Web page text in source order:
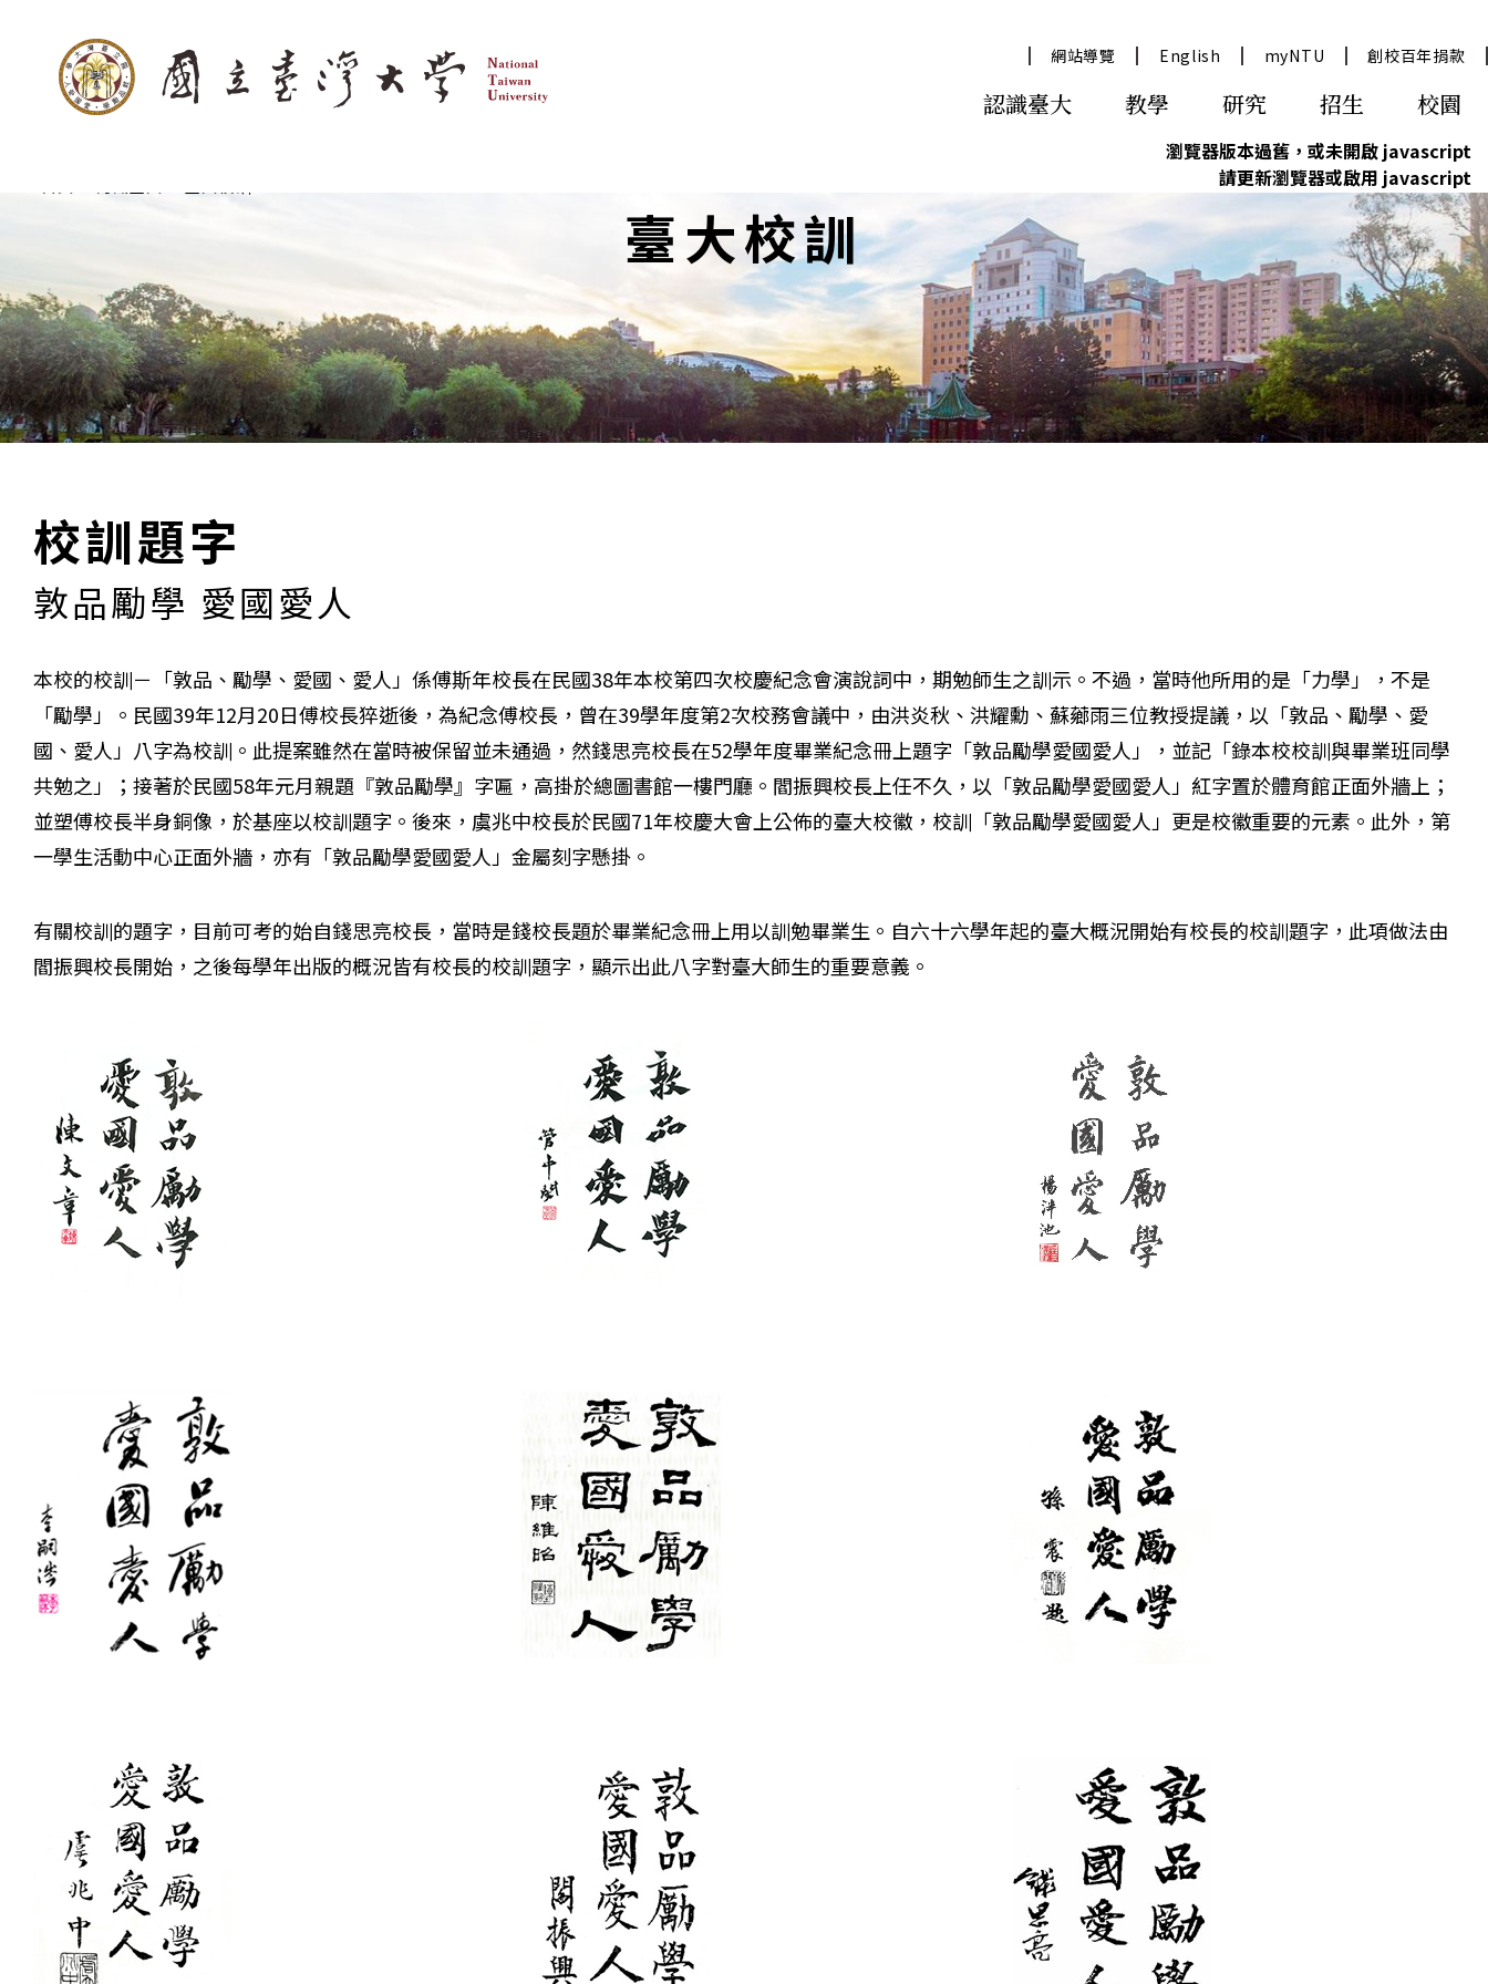
跳到主要內容
認識臺大
有關臺大 行政組織 臺大校史 地圖與交通資訊 資訊公開/年報
永續臺大
校園環景
校務評鑑專區
教學
學術單位 其他教學單位
研究
臺大研究 跨領域研究 研究單位 研究服務 學術典藏
政府研究資訊GRB
圖書館
亮點實驗室
招生 校園
網站導覽 English myNTU 創校百年捐款
瀏覽器版本過舊，或未開啟 javascript
請更新瀏覽器或啟用 javascript
臺大校訓
校訓題字
敦品勵學 愛國愛人
本校的校訓－「敦品、勵學、愛國、愛人」係傅斯年校長在民國38年本校第四次校慶紀念會演說詞中，期勉師生之訓示。不過，當時他所用的是「力學」，不是
「勵學」。民國39年12月20日傅校長猝逝後，為紀念傅校長，曾在39學年度第2次校務會議中，由洪炎秋、洪耀勳、蘇薌雨三位教授提議，以「敦品、勵學、愛
國、愛人」八字為校訓。此提案雖然在當時被保留並未通過，然錢思亮校長在52學年度畢業紀念冊上題字「敦品勵學愛國愛人」，並記「錄本校校訓與畢業班同學
共勉之」；接著於民國58年元月親題『敦品勵學』字匾，高掛於總圖書館一樓門廳。閻振興校長上任不久，以「敦品勵學愛國愛人」紅字置於體育館正面外牆上；
並塑傅校長半身銅像，於基座以校訓題字。後來，虞兆中校長於民國71年校慶大會上公佈的臺大校徽，校訓「敦品勵學愛國愛人」更是校徽重要的元素。此外，第
一學生活動中心正面外牆，亦有「敦品勵學愛國愛人」金屬刻字懸掛。
有關校訓的題字，目前可考的始自錢思亮校長，當時是錢校長題於畢業紀念冊上用以訓勉畢業生。自六十六學年起的臺大概況開始有校長的校訓題字，此項做法由
閻振興校長開始，之後每學年出版的概況皆有校長的校訓題字，顯示出此八字對臺大師生的重要意義。